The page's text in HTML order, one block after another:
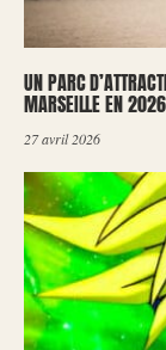
UN PARC
MARSEILLE EN
27 avril 2026